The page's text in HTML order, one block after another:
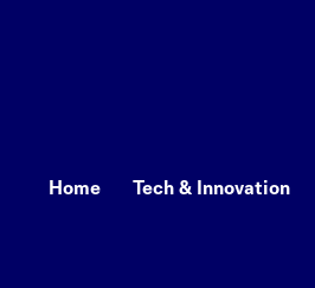
Home Tech & Innovation